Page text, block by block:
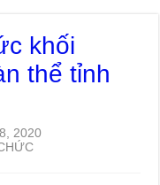
khối
thể tỉnh
2020